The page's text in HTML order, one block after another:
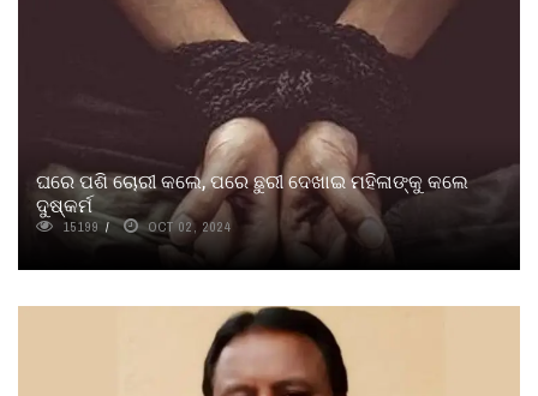
ଘରେ ପଶି ଚୋରୀ କଲେ, ପରେ ଛୁରୀ ଦେଖାଇ ମହିଳାଙ୍କୁ କଲେ
ଦୁଷ୍କର୍ମ
15199 OCT 02, 2024